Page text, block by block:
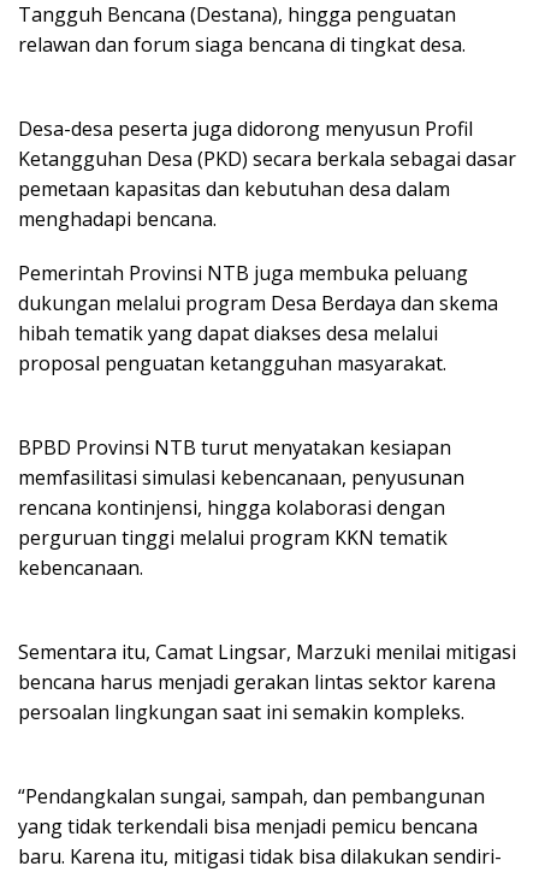
Tangguh Bencana (Destana), hingga penguatan
relawan dan forum siaga bencana di tingkat desa.
Desa-desa peserta juga didorong menyusun Profil
Ketangguhan Desa (PKD) secara berkala sebagai dasar
pemetaan kapasitas dan kebutuhan desa dalam
menghadapi bencana.
Pemerintah Provinsi NTB juga membuka peluang
dukungan melalui program Desa Berdaya dan skema
hibah tematik yang dapat diakses desa melalui
proposal penguatan ketangguhan masyarakat.
BPBD Provinsi NTB turut menyatakan kesiapan
memfasilitasi simulasi kebencanaan, penyusunan
rencana kontinjensi, hingga kolaborasi dengan
perguruan tinggi melalui program KKN tematik
kebencanaan.
Sementara itu, Camat Lingsar, Marzuki menilai mitigasi
bencana harus menjadi gerakan lintas sektor karena
persoalan lingkungan saat ini semakin kompleks.
“Pendangkalan sungai, sampah, dan pembangunan
yang tidak terkendali bisa menjadi pemicu bencana
baru. Karena itu, mitigasi tidak bisa dilakukan sendiri-